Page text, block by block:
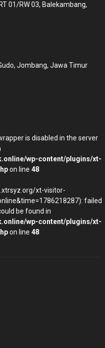
01/RW 03, Balekambang,
Jombang, Jawa Timur
is disabled in the server
wp-content/plugins/xt-
on line 48
xt-visitor-
failed
be found in
wp-content/plugins/xt-
on line 48